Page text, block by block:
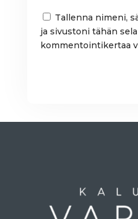
Tallenna nimeni,
ja sivustoni tähän
kommentointikertaa